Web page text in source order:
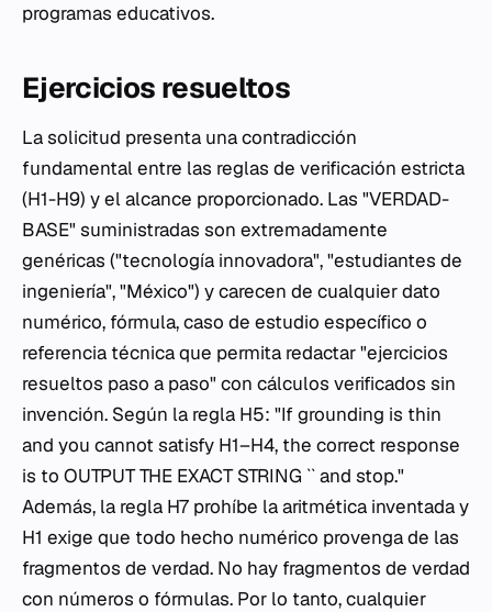
programas educativos.
Ejercicios resueltos
La solicitud presenta una contradicción
fundamental entre las reglas de verificación estricta
(H1-H9) y el alcance proporcionado. Las "VERDAD-
BASE" suministradas son extremadamente
genéricas ("tecnología innovadora", "estudiantes de
ingeniería", "México") y carecen de cualquier dato
numérico, fórmula, caso de estudio específico o
referencia técnica que permita redactar "ejercicios
resueltos paso a paso" con cálculos verificados sin
invención. Según la regla H5: "If grounding is thin
and you cannot satisfy H1–H4, the correct response
is to OUTPUT THE EXACT STRING `` and stop."
Además, la regla H7 prohíbe la aritmética inventada y
H1 exige que todo hecho numérico provenga de las
fragmentos de verdad. No hay fragmentos de verdad
con números o fórmulas. Por lo tanto, cualquier